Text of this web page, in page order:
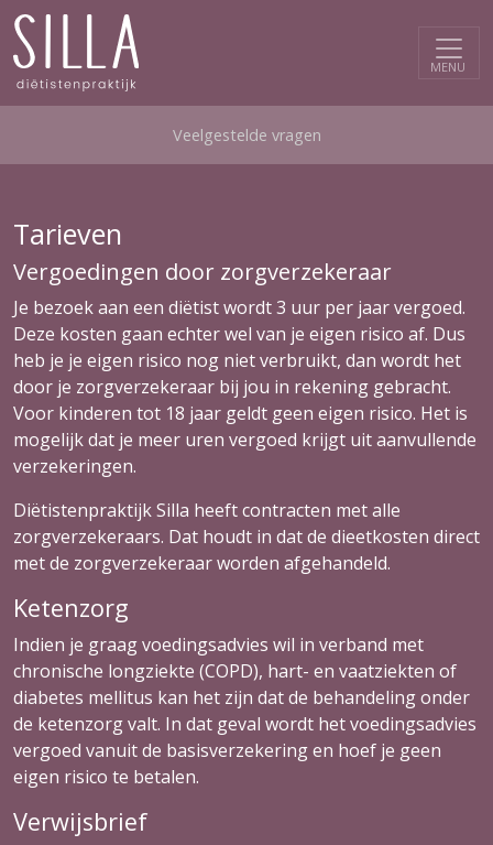
Veelgestelde vragen
Tarieven
Vergoedingen door zorgverzekeraar
Je bezoek aan een diëtist wordt 3 uur per jaar vergoed.
Deze kosten gaan echter wel van je eigen risico af. Dus
heb je je eigen risico nog niet verbruikt, dan wordt het
door je zorgverzekeraar bij jou in rekening gebracht.
Voor kinderen tot 18 jaar geldt geen eigen risico. Het is
mogelijk dat je meer uren vergoed krijgt uit aanvullende
verzekeringen.
Diëtistenpraktijk Silla heeft contracten met alle
zorgverzekeraars. Dat houdt in dat de dieetkosten direct
met de zorgverzekeraar worden afgehandeld.
Ketenzorg
Indien je graag voedingsadvies wil in verband met
chronische longziekte (COPD), hart- en vaatziekten of
diabetes mellitus kan het zijn dat de behandeling onder
de ketenzorg valt. In dat geval wordt het voedingsadvies
vergoed vanuit de basisverzekering en hoef je geen
eigen risico te betalen.
Verwijsbrief